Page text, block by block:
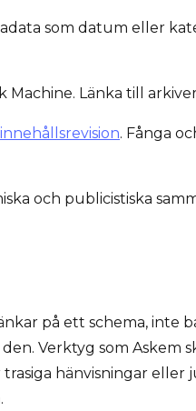
som datum eller
Länka till
innehållsrevision. Fånga
och publicistiska
på ett schema, inte
Verktyg som
hänvisningar